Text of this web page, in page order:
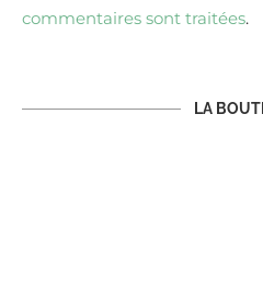
commentaires sont traitées.
LA